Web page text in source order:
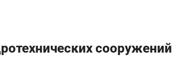
сооружений